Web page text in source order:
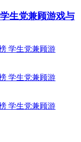
生党兼顾游戏与